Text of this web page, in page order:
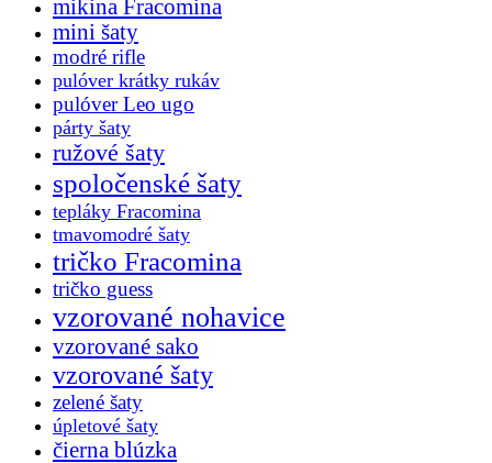
mikina Fracomina
mini šaty
modré rifle
pulóver krátky rukáv
pulóver Leo ugo
párty šaty
ružové šaty
spoločenské šaty
tepláky Fracomina
tmavomodré šaty
tričko Fracomina
tričko guess
vzorované nohavice
vzorované sako
vzorované šaty
zelené šaty
úpletové šaty
čierna blúzka